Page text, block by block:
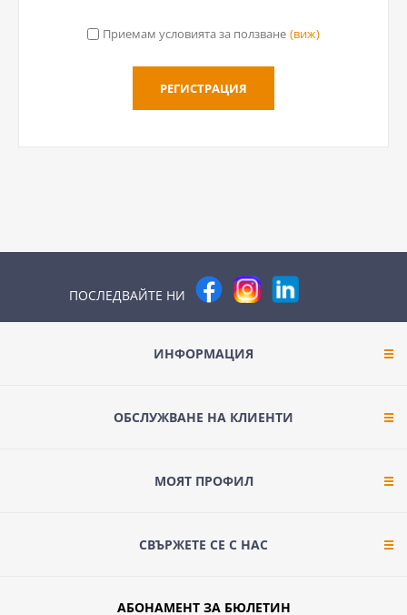
Приемам условията за ползване (виж)
ПОСЛЕДВАЙТЕ НИ
ИНФОРМАЦИЯ
ОБСЛУЖВАНЕ НА КЛИЕНТИ
МОЯТ ПРОФИЛ
СВЪРЖЕТЕ СЕ С НАС
АБОНАМЕНТ ЗА БЮЛЕТИН